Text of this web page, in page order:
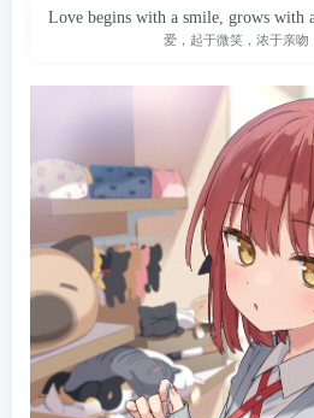
Love begins with a smile, grows with
爱，起于微笑，浓于亲吻